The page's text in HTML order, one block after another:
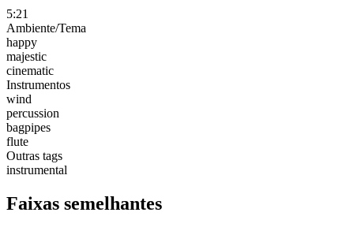
5:21
Ambiente/Tema
happy
majestic
cinematic
Instrumentos
wind
percussion
bagpipes
flute
Outras tags
instrumental
Faixas semelhantes